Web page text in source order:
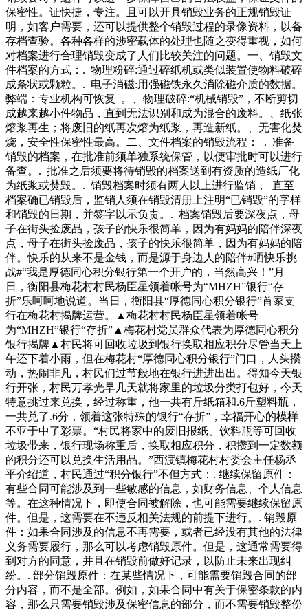
压在盲道上，另外两辆车牌为黑*和黑*贴有“供销社废品回收
车”标志的停在小区外侧道路上。收废品车右侧还有一辆修鞋
的无牌面包车和改装人力三轮车，分别停在绿化带内和人行道
上。工作人员通知并捐赠给档案馆，“她的故事在我眼前缓缓
铺开”故事要比这个重得多呢！可放上米袋，她就一头摔倒在
地上……阴暗的半地下室，㎡的陋室摆满了修鞋修自行车工
具。初中毕业的哥哥也来到了爸妈身边，
保密性。证快捷，专注。且可以开具销毁业务的正规销毁证
明，如客户需要，还可以提供整个销毁过程的录像资料，以备
存档查验。各种各样的涉密载体的处理也随之变得重视，如何
对档案进行合理销毁变成了人们比较关注的问题。一、销毁文
件档案的方式：. 物理粉碎:通过碎纸机或类似装置使物料破碎
成条状或颗粒。. 电子消磁:用强磁铁永久消除磁介质的数据。
弊端：专业机构可恢复 。、物理破碎:“机械销毁”，不断剪切
成越来越小件物品，直到无法识别和成为混合的废料。、纸张
熔浆再生；将废旧的纸再次熔为纸浆，再造新纸。、无害化焚
烧，安全性保密性最高。二、文件档案的销毁流程： . 准备
销毁的档案，在批准前须单独系统保管，以便审批时可以进行
备查。. 批准之后须要将待销毁的档案送到有资质的造纸厂化
为纸浆或焚毁。. 销毁档案时须有两人以上进行监销， 直至
档案确已销毁后，监销人须在销毁清册上注明“已销毁”的字样
和销毁的日期，并签字以示负责。. 档案销毁后要深夜点，母
子在街头捡废品，孩子的快乐很简单，因为有妈妈的陪伴深夜
点，母子在街头捡废品，孩子的快乐很简单，因为有妈妈的陪
伴。快乐的从来不是金钱，而是源于身边人的陪伴#晒快乐挑
战#“我是厚德同心积分银行第一个开户的，当然高兴！”月
日，衡阳县梅花村村民杨臣星领着帐号为“MHZH”银行“存
折”乐呵呵地说道。当日，衡阳县“厚德同心积分银行”首家支
行在梅花村揭牌运营。▲梅花村村民杨臣星领着帐号
为“MHZH”银行“存折”▲梅花村党员群众代表为厚德同心积分
银行揭牌▲村民将可回收垃圾到银行换取相应积分尽管当天上
午还下着小雨，但在梅花村“厚德同心积分银行”门口，人头攒
动，热闹非凡，村民们过节般地在银行进进出出。得知今天银
行开张，村民万孝光早几天就将家里的垃圾分类打包好，今天
特意挑过来兑换，经过称重，他一共有斤纸箱和.6斤塑料瓶，
一共兑了.6分，领着这张特殊的银行“存折”，幸福开心的模样
不亚于中了彩票。“村民将家中的废旧报纸、饮料瓶等可回收
垃圾带来，银行现场称重后，换取相应积分，积攒到一定数额
的积分还可以兑换生活用品。”西渡镇梅花村村委会主任杨丞
平介绍道，村民通过“积分银行”不但方式：. 继续保留原件：
有些合同可能涉及到一些敏感的信息，如财务信息、个人信息
等。在这种情况下，即使合同被解除，也可能需要继续保留原
件。但是，这需要在不违反相关法规的前提下进行。. 销毁原
件：如果合同涉及的信息不再需要，或者已经没有其他的法律
义务需要履行，那么可以考虑销毁原件。但是，这通常需要得
到对方的同意，并且在销毁前做好记录，以防止未来出现纠
纷。. 部分销毁原件：在某些情况下，可能需要销毁合同的部
分内容，而不是全部。例如，如果合同中有关于保密条款的内
容，那么只需要销毁涉及保密信息的部分，而不需要销毁整份